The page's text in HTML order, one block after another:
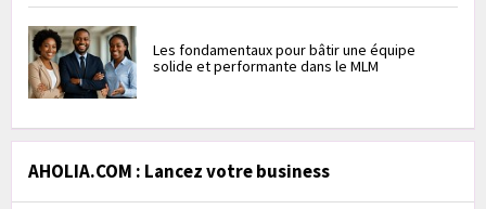
Les fondamentaux pour bâtir une équipe
solide et performante dans le MLM
AHOLIA.COM : Lancez votre business